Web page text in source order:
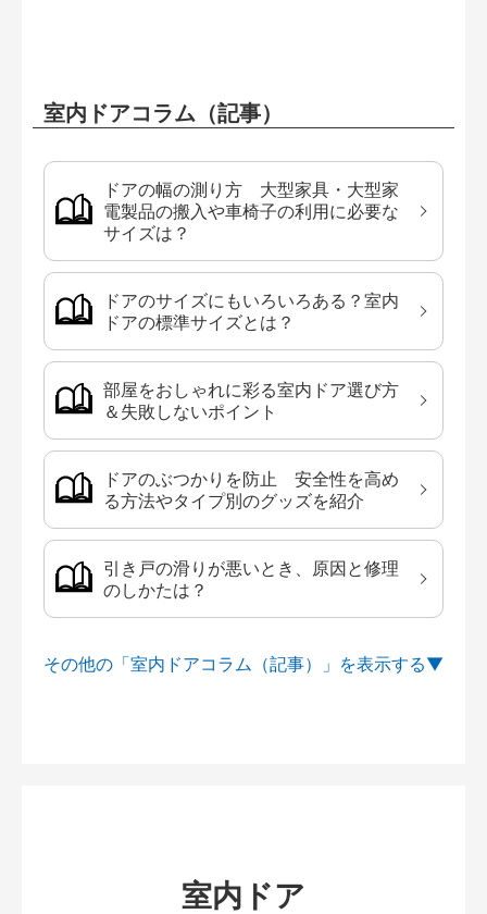
室内ドアコラム（記事）
ドアの幅の測り方 大型家具・大型家
電製品の搬入や車椅子の利用に必要な
サイズは？
ドアのサイズにもいろいろある？室内
ドアの標準サイズとは？
部屋をおしゃれに彩る室内ドア選び方
＆失敗しないポイント
ドアのぶつかりを防止 安全性を高め
る方法やタイプ別のグッズを紹介
引き戸の滑りが悪いとき、原因と修理
のしかたは？
その他の「室内ドアコラム（記事）」を
室内ドア